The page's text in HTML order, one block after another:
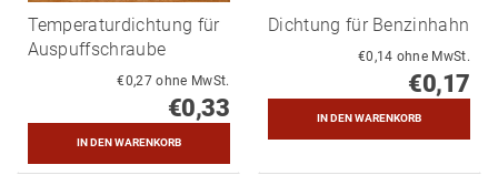
Temperaturdichtung für
Auspuffschraube
€0,27 ohne MwSt.
€0,33
Dichtung für Benzinhahn
€0,14 ohne MwSt.
€0,17